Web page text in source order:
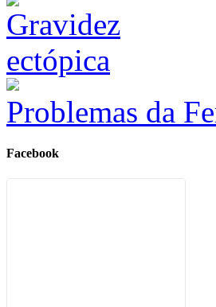
Problemas da
Facebook